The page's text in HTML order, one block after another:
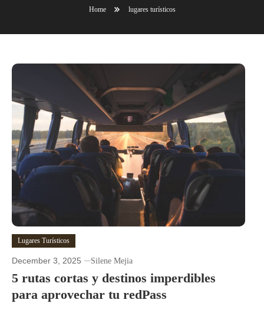
Home lugares turísticos
Lugares Turísticos
December 3, 2025 Silene Mejia
5 rutas cortas y destinos imperdibles
para aprovechar tu redPass